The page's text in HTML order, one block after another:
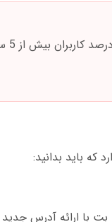
باید بدانید:
بت با ارائه آدرس